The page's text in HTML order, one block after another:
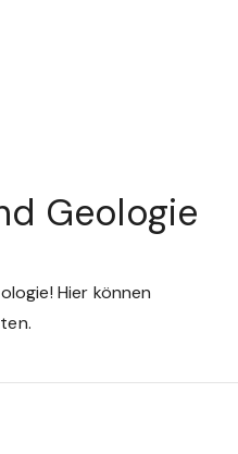
Geologie
Hier können